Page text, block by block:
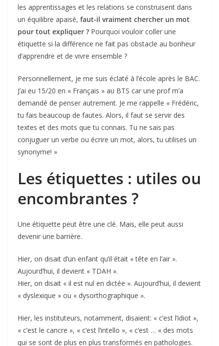
les apprentissages et les relations se construisent dans
un équilibre apaisé, faut-il vraiment chercher un mot
pour tout expliquer ? Pourquoi vouloir coller une
étiquette si la différence ne fait pas obstacle au bonheur
d’apprendre et de vivre ensemble ?
Personnellement, je me suis éclaté à l’école après le BAC.
J’ai eu 15/20 en « Français » au BTS car une prof m’a
demandé de penser autrement. Je me rappelle « Frédéric,
tu fais beaucoup de fautes. Alors, il faut se servir des
textes et des mots que tu connais. Tu ne sais pas
conjuguer un verbe ou écrire un mot, alors, tu utilises un
synonyme! »
Les étiquettes : utiles ou
encombrantes ?
Une étiquette peut être une clé. Mais, elle peut aussi
devenir une barrière.
Hier, on disait d’un enfant qu’il était « tête en l’air ».
Aujourd’hui, il devient « TDAH ».
Hier, on disait « il est nul en dictée ». Aujourd’hui, il devient
« dyslexique » ou « dysorthographique ».
Hier, les instituteurs, notamment, disaient: « c’est l’idiot »,
« c’est le cancre », « c’est l’intello », « c’est … « des mots
qui se sont de plus en plus transformés en pathologies.